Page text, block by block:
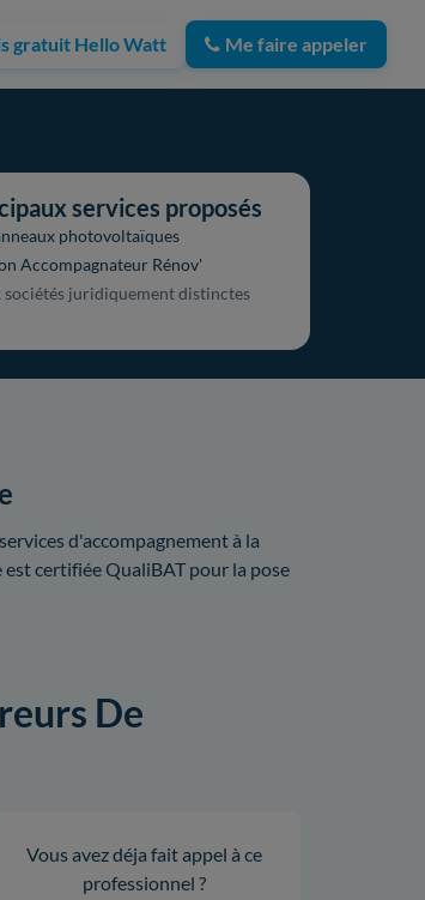
gratuit Hello Watt Me faire appeler
services proposés
photovoltaïques
Accompagnateur Rénov'
sociétés juridiquement distinctes
d'accompagnement à la
certifiée QualiBAT pour la pose
De
Vous avez déja fait appel à ce
professionnel ?